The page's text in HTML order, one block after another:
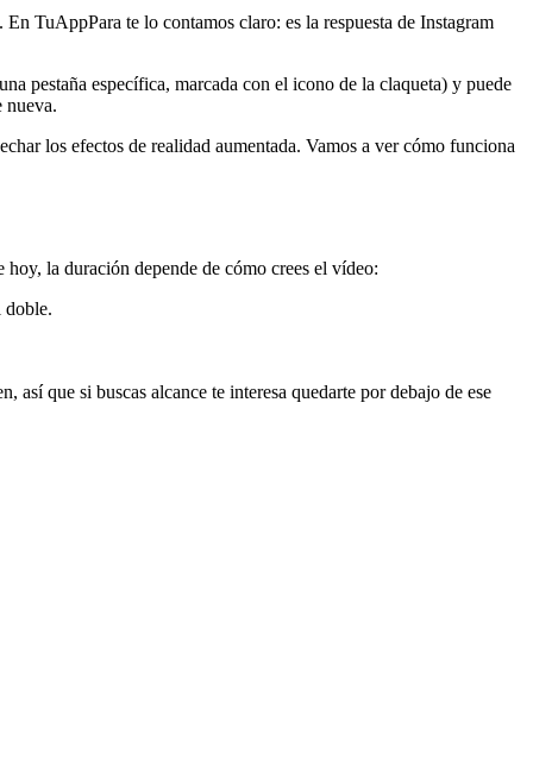
TuAppPara te lo contamos claro: es la respuesta de Instagram
pestaña específica, marcada con el icono de la claqueta) y puede
nueva.
los efectos de realidad aumentada. Vamos a ver cómo funciona
la duración depende de cómo crees el vídeo:
doble.
que si buscas alcance te interesa quedarte por debajo de ese